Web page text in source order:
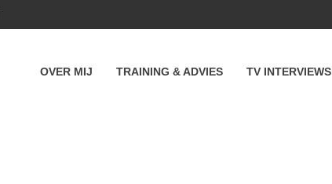
OVER MIJ TRAINING & ADVIES TV INTERVIEWS